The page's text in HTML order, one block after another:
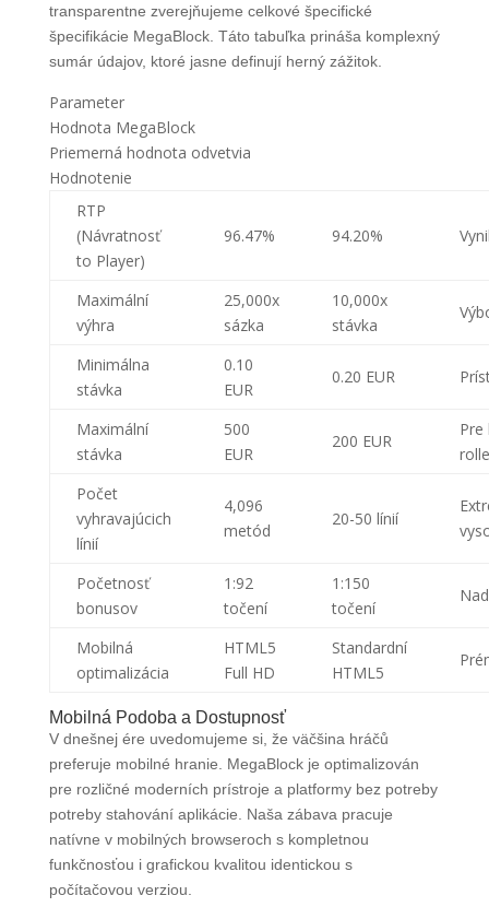
transparentne zverejňujeme celkové špecifické
špecifikácie MegaBlock. Táto tabuľka prináša komplexný
sumár údajov, ktoré jasne definují herný zážitok.
Parameter
Hodnota MegaBlock
Priemerná hodnota odvetvia
Hodnotenie
RTP
(Návratnosť
to Player)
96.47% 94.20%
Maximální
výhra
25,000x
sázka
10,000x
stávka
Minimálna
stávka
0.10
EUR
0.20 EUR
Maximální
stávka
500
EUR
200 EUR
Pre
Počet
vyhravajúcich
línií
4,096
metód
20-50 línií
Početnosť
bonusov
1:92
točení
1:150
točení
Mobilná
optimalizácia
HTML5
Full HD
Standardní
HTML5
Mobilná Podoba a Dostupnosť
V dnešnej ére uvedomujeme si, že väčšina hráčů
preferuje mobilné hranie. MegaBlock je optimalizován
pre rozličné moderních prístroje a platformy bez potreby
potreby stahování aplikácie. Naša zábava pracuje
natívne v mobilných browseroch s kompletnou
funkčnosťou i grafickou kvalitou identickou s
počítačovou verziou.